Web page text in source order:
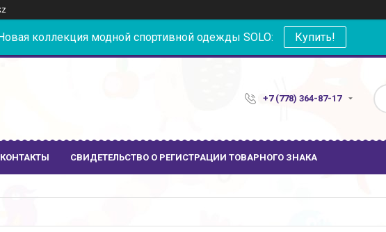
коллекция модной спортивной одежды SOLO: Купить!
+7 (778) 364-87-17
КОНТАКТЫ СВИДЕТЕЛЬСТВО О РЕГИСТРАЦИИ ТОВАРНОГО ЗНАКА